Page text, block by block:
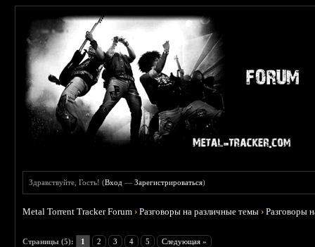
Здравствуйте, Гость! (Вход —Зарегистрироваться)
Metal Torrent Tracker Forum ›Разговоры на различные темы ›Разговоры
Страницы (5): 1 2 3 4 5 Следующая »